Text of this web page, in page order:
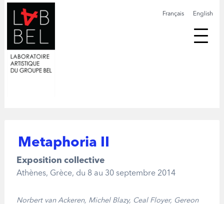
English
Français
Metaphoria II
Exposition collective
Athènes, Grèce, du 8 au 30 septembre 2014
Norbert van Ackeren, Michel Blazy, Ceal Floyer, Gereon